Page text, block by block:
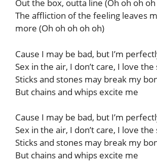
Out the box, outta line (Oh oh oh
The affliction of the feeling leaves
more (Oh oh oh oh oh)
Cause I may be bad, but I’m
Sex in the air, I don’t care, I love
Sticks and stones may break my
But chains and whips excite me
Cause I may be bad, but I’m
Sex in the air, I don’t care, I love
Sticks and stones may break my
But chains and whips excite me